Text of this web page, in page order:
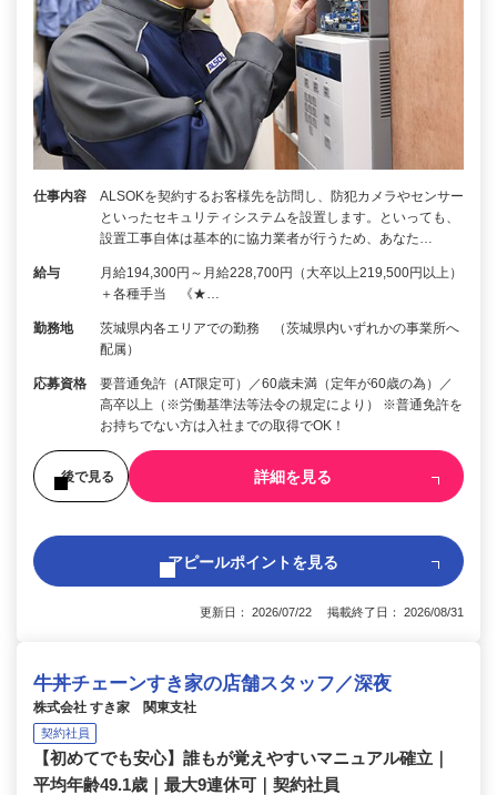
仕事内容
ALSOKを契約するお客様先を訪問し、防犯カメラやセンサー
といったセキュリティシステムを設置します。といっても、
設置工事自体は基本的に協力業者が行うため、あなた…
給与
月給194,300円～月給228,700円（大卒以上219,500円以上）
＋各種手当 《★…
勤務地
茨城県内各エリアでの勤務 （茨城県内いずれかの事業所へ
配属）
応募資格
要普通免許（AT限定可）／60歳未満（定年が60歳の為）／
高卒以上（※労働基準法等法令の規定により） ※普通免許を
お持ちでない方は入社までの取得でOK！
後で見る 詳細を見る
アピールポイントを見る
更新日： 2026/07/22 掲載終了日： 2026/08/31
牛丼チェーンすき家の店舗スタッフ／深夜
株式会社 すき家 関東支社
契約社員
【初めてでも安心】誰もが覚えやすいマニュアル確立｜
平均年齢49.1歳｜最大9連休可｜契約社員